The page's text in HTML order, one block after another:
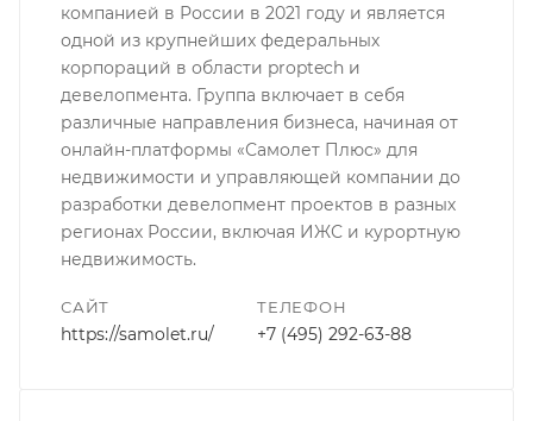
компанией в России в 2021 году и является
одной из крупнейших федеральных
корпораций в области proptech и
девелопмента. Группа включает в себя
различные направления бизнеса, начиная от
онлайн-платформы «Самолет Плюс» для
недвижимости и управляющей компании до
разработки девелопмент проектов в разных
регионах России, включая ИЖС и курортную
недвижимость.
САЙТ
https://samolet.ru/
ТЕЛЕФОН
+7 (495) 292-63-88